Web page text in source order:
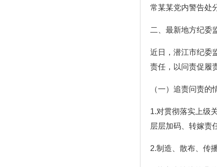
常某某党内警告处
二、最新地方纪委
近日，潜江市纪委
责任，以问责促履
（一）追责问责的
1.对贯彻落实上级
层层加码、转嫁责
2.制造、散布、传